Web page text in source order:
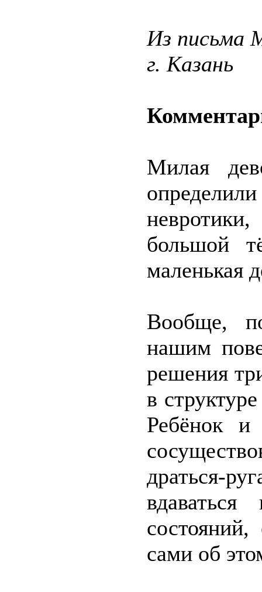
Из письма
г. Казань
Милая
большой
маленькая
Вообще,
нашим
решения
в
Ребёнок
драться-
сами об